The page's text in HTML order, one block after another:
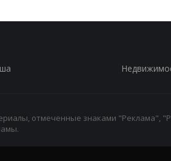
отмеченные знаками "Реклама",